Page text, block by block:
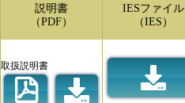
説明書
（PDF）
取扱説明書
IESファイル
（IES）